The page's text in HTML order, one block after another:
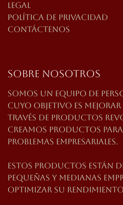
Legal
Política de privacidad
Contáctenos
Sobre nosotros
Somos un equipo de
cuyo objetivo es
través de productos
Creamos productos
problemas empresariales.
Estos productos están
pequeñas y medianas
optimizar su